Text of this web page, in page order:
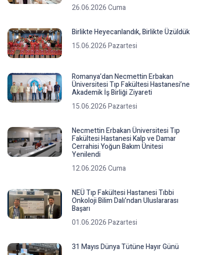
26.06.2026 Cuma
Birlikte Heyecanlandık, Birlikte Üzüldük
15.06.2026 Pazartesi
Romanya’dan Necmettin Erbakan
Üniversitesi Tıp Fakültesi Hastanesi’ne
Akademik İş Birliği Ziyareti
15.06.2026 Pazartesi
Necmettin Erbakan Üniversitesi Tıp
Fakültesi Hastanesi Kalp ve Damar
Cerrahisi Yoğun Bakım Ünitesi
Yenilendi
12.06.2026 Cuma
NEÜ Tıp Fakültesi Hastanesi Tıbbi
Onkoloji Bilim Dalı’ndan Uluslararası
Başarı
01.06.2026 Pazartesi
31 Mayıs Dünya Tütüne Hayır Günü